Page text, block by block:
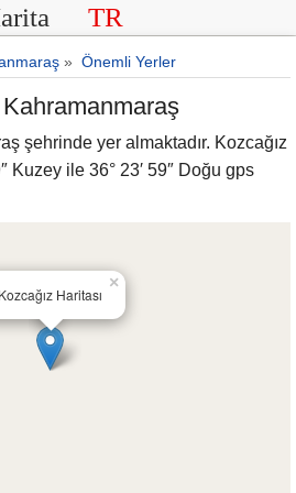
TR
» Önemli Yerler
Kahramanmaraş
şehrinde yer almaktadır. Kozcağız
Kuzey ile 36° 23′ 59″ Doğu gps
Kozcağız Haritası
×